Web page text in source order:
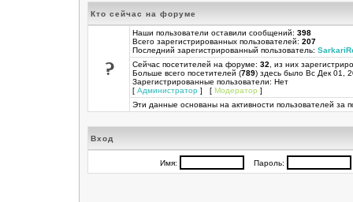
Кто сейчас на форуме
Наши пользователи оставили сообщений: 398
Всего зарегистрированных пользователей: 207
Последний зарегистрированный пользователь:
Сейчас посетителей на форуме: 32 , из них
Больше всего посетителей (789) здесь было Вс Дек 01,
Зарегистрированные пользователи: Нет
[ Администратор ] [ Модератор ]
Эти данные основаны на активности пользователей за
Вход
Имя: Пароль: